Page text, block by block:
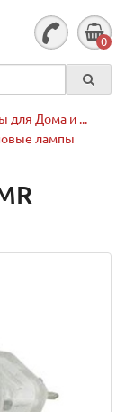
0
для Дома и ...
лампы